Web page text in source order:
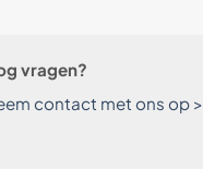
vragen?
contact met ons op >